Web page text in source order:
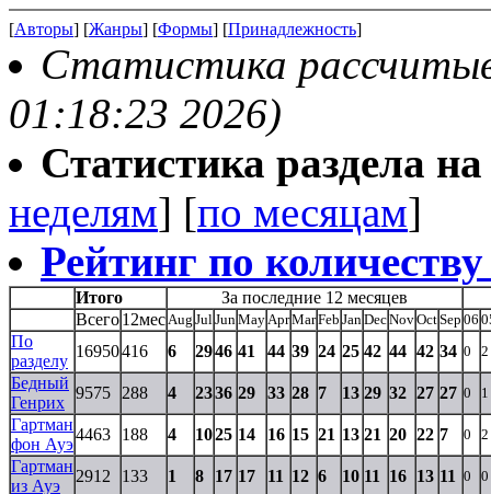
[Авторы] [Жанры] [Формы] [Принадлежность]
Статистика
01:18:23 2026)
Статистика раздела
неделям] [по месяцам]
Рейтинг по
Итого
За последние 12 месяцев
Всего12мес Aug Jul Jun May AprMarFeb Jan DecNovOctSep 06
По
разделу
16950416 6 2946 41 44 39 24 25 42 44 42 34 0 2
Бедный
Генрих
9575 288 4 2336 29 33 28 7 13 29 32 27 27 0 1
Гартман
фон Ауэ
4463 188 4 1025 14 16 15 21 13 21 20 22 7 0 2
Гартман
из Ауэ
2912 133 1 8 17 17 11 12 6 10 11 16 13 11 0 0